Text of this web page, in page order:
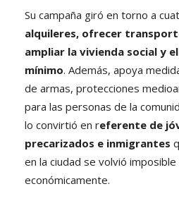
Su campaña giró en torno a
alquileres, ofrecer
ampliar la vivienda social y
mínimo. Además, apoya
de armas, protecciones
para las personas de la
lo convirtió en referente de
precarizados e inmigrantes
en la ciudad se volvió
económicamente.